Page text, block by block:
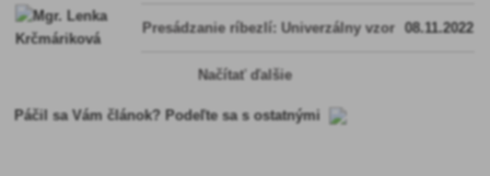
Presádzanie ríbezlí: Univerzálny vzor 08.11.2022
Načítať ďalšie
Páčil sa Vám článok? Podeľte sa s ostatnými